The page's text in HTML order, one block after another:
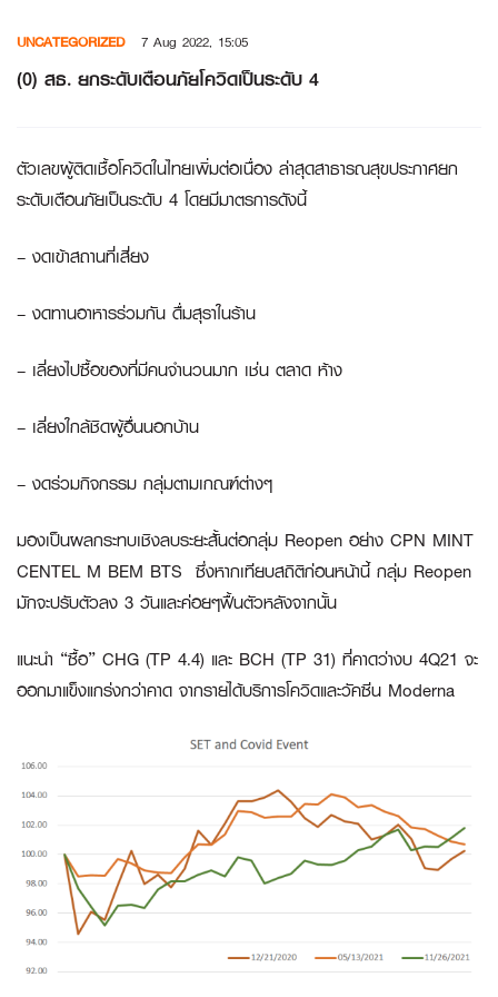
content
UNCATEGORIZED 7 Aug 2022, 15:05
(0) สธ. ยกระดับเตือนภัยโควิดเป็นระดับ 4
ตัวเลขผู้ติดเชื้อโควิดในไทยเพิ่มต่อเนื่อง ล่าสุดสาธารณสุขประกาศยก
ระดับเตือนภัยเป็นระดับ 4 โดยมีมาตรการดังนี้
– งดเข้าสถานที่เสี่ยง
– งดทานอาหารร่วมกัน ดื่มสุราในร้าน
– เลี่ยงไปซื้อของที่มีคนจำนวนมาก เช่น ตลาด ห้าง
– เลี่ยงใกล้ชิดผู้อื่นนอกบ้าน
– งดร่วมกิจกรรม กลุ่มตามเกณฑ์ต่างๆ
มองเป็นผลกระทบเชิงลบระยะสั้นต่อกลุ่ม Reopen อย่าง CPN MINT
CENTEL M BEM BTS ซึ่งหากเทียบสถิติก่อนหน้านี้ กลุ่ม Reopen
มักจะปรับตัวลง 3 วันและค่อยๆฟื้นตัวหลังจากนั้น
แนะนำ “ซื้อ” CHG (TP 4.4) และ BCH (TP 31) ที่คาดว่างบ 4Q21 จะ
ออกมาแข็งแกร่งกว่าคาด จากรายได้บริการโควิดและวัคซีน Moderna